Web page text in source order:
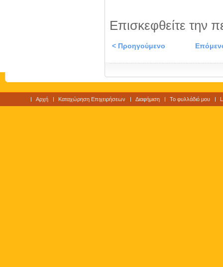
Επισκεφθείτε την
< Προηγούμενο
Αρχή Καταχώρηση Επιχειρήσεων Διαφήμιση Το φυλλάδιό μου